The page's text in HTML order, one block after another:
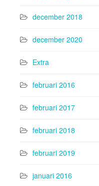
december 2018
december 2020
Extra
februari 2016
februari 2017
februari 2018
februari 2019
januari 2016